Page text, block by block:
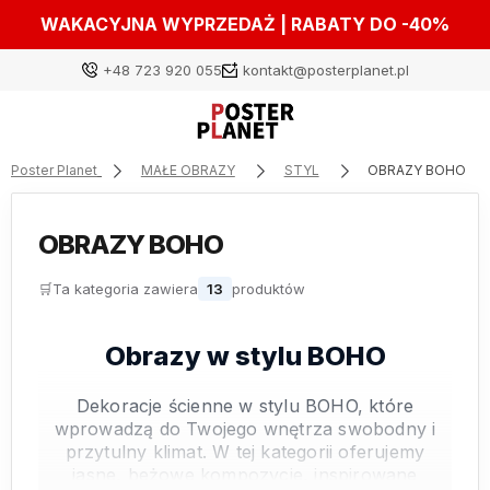
WAKACYJNA WYPRZEDAŻ | RABATY DO -40%
+48 723 920 055 kontakt@posterplanet.pl
Załóż konto
Wybierz coś dla siebie z naszej aktualnej oferty lub
zaloguj się, aby przywrócić dodane produkty do listy
z poprzedniej sesji.
Poster Planet MAŁE OBRAZY STYL OBRAZY BOHO
OBRAZY BOHO
🛒Ta kategoria zawiera 13 produktów
Obrazy w stylu BOHO
Dekoracje ścienne w stylu BOHO, które
wprowadzą do Twojego wnętrza swobodny i
przytulny klimat. W tej kategorii oferujemy
jasne, beżowe kompozycje, inspirowane